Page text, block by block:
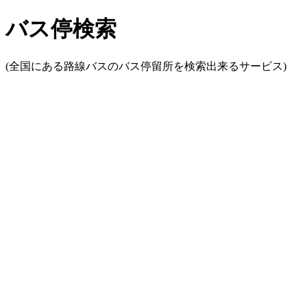
バス停検索
(全国にある路線バスのバス停留所を検索出来るサービス)